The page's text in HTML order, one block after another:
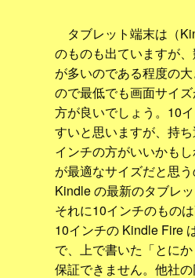
タブレット端末は（
のものも出ていますが
が多いのである程度の
ので最低でも画面サイ
方が良いでしょう。10
すいと思いますが、持
インチの方がいいかも
が最適なサイズだと思
Kindle の最新のタブレッ
それに10インチのもの
10インチの Kindle Fire
で、上で書いた「とに
保証できません。他社